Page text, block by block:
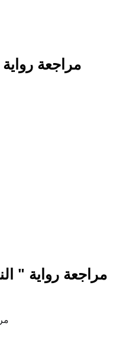
مراجعة
مراجعة رواية "